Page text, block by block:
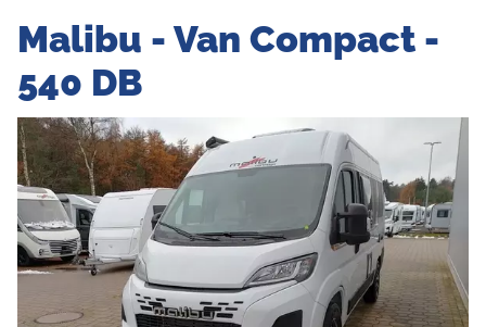
Malibu - Van Compact -
540 DB